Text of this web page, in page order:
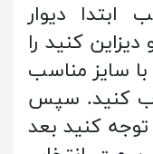
ابتدا دیوار
کنید را
با سایز مناسب
کنید. سپس
کنید بعد